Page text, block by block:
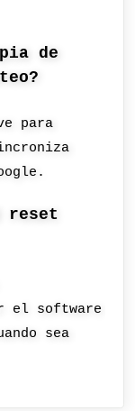
de
para
reset
el software
sea